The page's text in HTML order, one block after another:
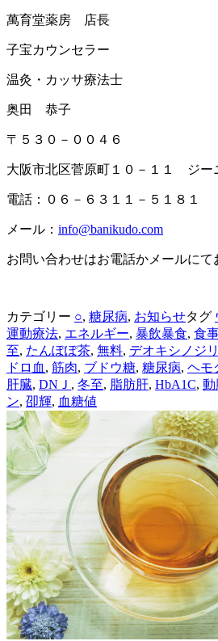
萬育堂薬房 店長
子宝カウンセラー
温灸・カッサ療法士
奥田 恭子
〒５３０－００４６
大阪市北区菅原町１０－１１ ジー
電話：０６－６３１１－５１８１
メール： info@banikudo.com
お問い合わせはお電話かメールにて
カテゴリー ○, 糖尿病, お知らせタグ
運動療法, エネルギー, 暴飲暴食, 食
至, たんぽぽ茶, 無料, デオキシノジ
ドロ血 , 筋肉, ブドウ糖, 糖尿病, ヘモ
肝臓, DNＪ , 冬至, 脂肪肝, HbA1C, 動
ン, 卲輝, 血糖値